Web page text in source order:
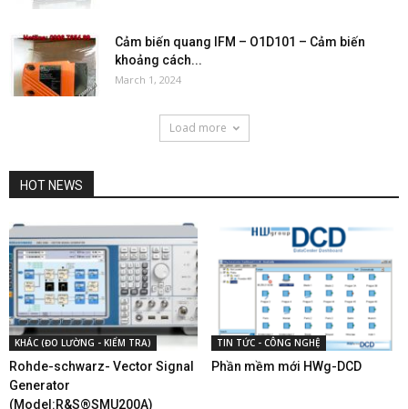
Cảm biến quang IFM – O1D101 – Cảm biến
khoảng cách...
March 1, 2024
Load more
HOT NEWS
KHÁC (ĐO LƯỜNG - KIỂM TRA)
Rohde-schwarz- Vector Signal
Generator
(Model:R&S®SMU200A)
TIN TỨC - CÔNG NGHỆ
Phần mềm mới HWg-DCD